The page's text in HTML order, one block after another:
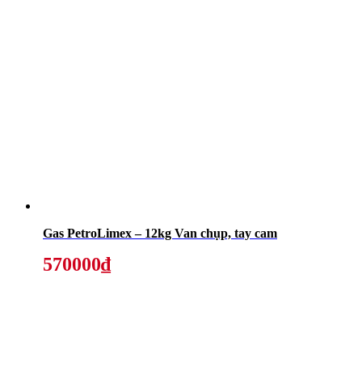
Gas PetroLimex – 12kg Van chụp, tay cam
570000₫